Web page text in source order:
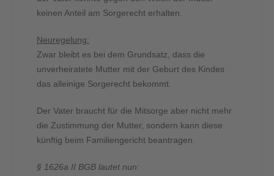
keinen Anteil am Sorgerecht erhalten.
Neuregelung:
Zwar bleibt es bei dem Grundsatz, dass die
unverheiratete Mutter mit der Geburt des Kindes
das alleinige Sorgerecht bekommt.
Der Vater braucht für die Mitsorge aber nicht mehr
die Zustimmung der Mutter, sondern kann diese
künftig beim Familiengericht beantragen.
§ 1626a II BGB lautet nun: